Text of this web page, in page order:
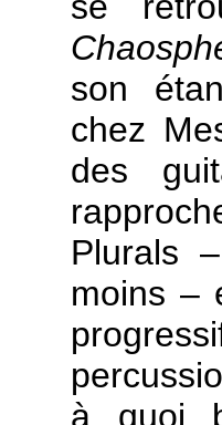
son
chez
des
Plurals
moins –
à quoi